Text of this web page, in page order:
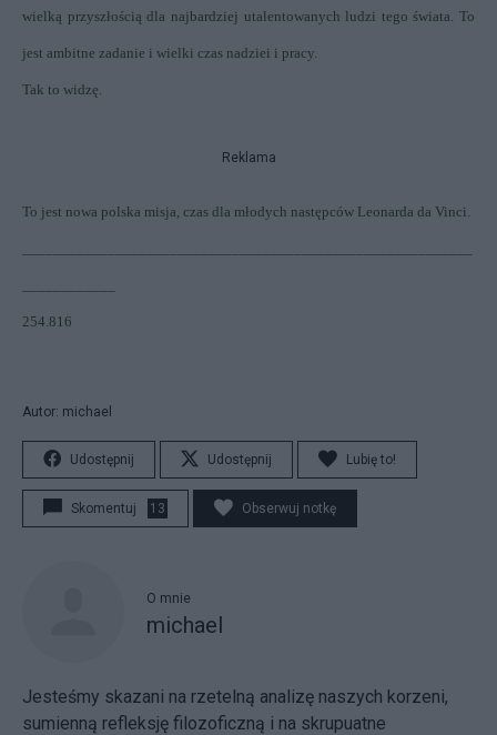
wielką przyszłością dla najbardziej utalentowanych ludzi tego świata. To
jest ambitne zadanie i wielki czas nadziei i pracy.
Tak to widzę.
Reklama
To jest nowa polska misja, czas dla młodych następców Leonarda da Vinci.
254.816
Autor: michael
Udostępnij Udostępnij Lubię to!
Skomentuj 13 Obserwuj notkę
O mnie
michael
Jesteśmy skazani na rzetelną analizę naszych korzeni,
sumienną refleksję filozoficzną i na skrupuatne